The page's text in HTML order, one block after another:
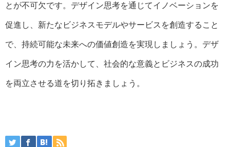
とが不可欠です。デザイン思考を通じてイノベーションを
促進し、新たなビジネスモデルやサービスを創造すること
で、持続可能な未来への価値創造を実現しましょう。デザ
イン思考の力を活かして、社会的な意義とビジネスの成功
を両立させる道を切り拓きましょう。